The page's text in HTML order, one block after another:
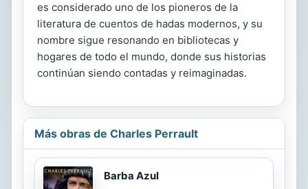
es considerado uno de los pioneros de la
literatura de cuentos de hadas modernos, y su
nombre sigue resonando en bibliotecas y
hogares de todo el mundo, donde sus historias
continúan siendo contadas y reimaginadas.
Más obras de Charles Perrault
Barba Azul